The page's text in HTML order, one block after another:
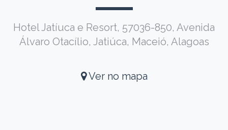
Hotel Jatíuca e Resort, 57036-850, Avenida
Álvaro Otacílio, Jatiúca, Maceió, Alagoas
Ver no mapa